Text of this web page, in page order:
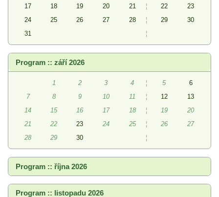
17
18 19 20 21 ¦ 22
23
24
25 26 27 28 ¦ 29
30
31
¦
Program :: září 2026
1 2 3 4 ¦ 5
6
7
8 9 10 11 ¦ 12
13
14
15 16 17 18 ¦ 19
20
21
22 23 24 25 ¦ 26
27
28
29 30 ¦
Program :: října 2026
Program :: listopadu 2026